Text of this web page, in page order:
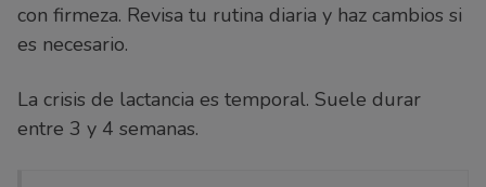
con firmeza. Revisa tu rutina diaria y haz cambios si
es necesario.
La crisis de lactancia es temporal. Suele durar
entre 3 y 4 semanas.